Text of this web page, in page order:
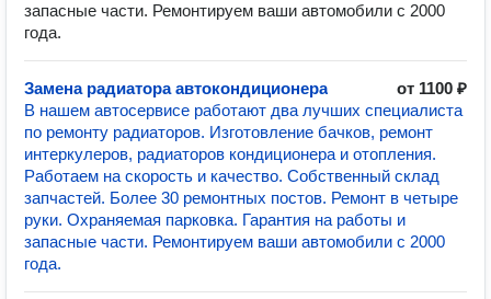
запасные части. Ремонтируем ваши автомобили с 2000
года.
Замена радиатора автокондиционера
от 1100 ₽
В нашем автосервисе работают два лучших специалиста
по ремонту радиаторов. Изготовление бачков, ремонт
интеркулеров, радиаторов кондиционера и отопления.
Работаем на скорость и качество. Собственный склад
запчастей. Более 30 ремонтных постов. Ремонт в четыре
руки. Охраняемая парковка. Гарантия на работы и
запасные части. Ремонтируем ваши автомобили с 2000
года.